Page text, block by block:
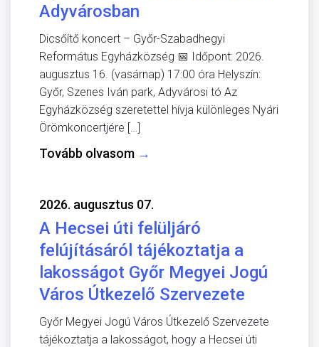
Adyvárosban
Dicsőítő koncert – Győr-Szabadhegyi
Református Egyházközség 📅 Időpont: 2026.
augusztus 16. (vasárnap) 17:00 óra Helyszín:
Győr, Szenes Iván park, Adyvárosi tó Az
Egyházközség szeretettel hívja különleges Nyári
Örömkoncertjére […]
Tovább olvasom →
2026. augusztus 07.
A Hecsei úti felüljáró
felújításáról tájékoztatja a
lakosságot Győr Megyei Jogú
Város Útkezelő Szervezete
Győr Megyei Jogú Város Útkezelő Szervezete
tájékoztatja a lakosságot, hogy a Hecsei úti